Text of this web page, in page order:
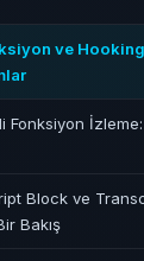
ve
Fonksiyon
Block ve
Bakış